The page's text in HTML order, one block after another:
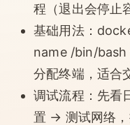
程（退出会停止
基础用法：
name /bin/bash
分配终端，适合
调试流程：先
置 → 测试网络